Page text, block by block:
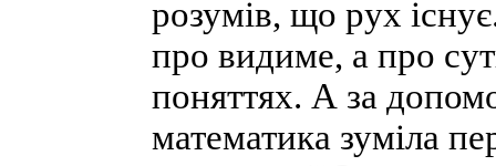
розумів, що рух
про видиме, а про
поняттях. А за
математика зуміла